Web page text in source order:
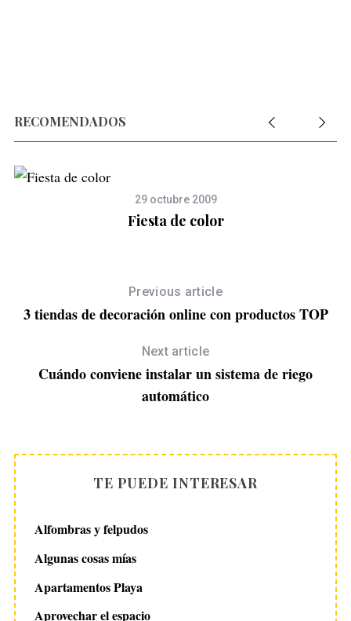
RECOMENDADOS
29 octubre 2009
Fiesta de color
Previous article
3 tiendas de decoración online con productos TOP
Next article
Cuándo conviene instalar un sistema de riego
automático
TE PUEDE INTERESAR
Alfombras y felpudos
Algunas cosas mías
Apartamentos Playa
Aprovechar el espacio